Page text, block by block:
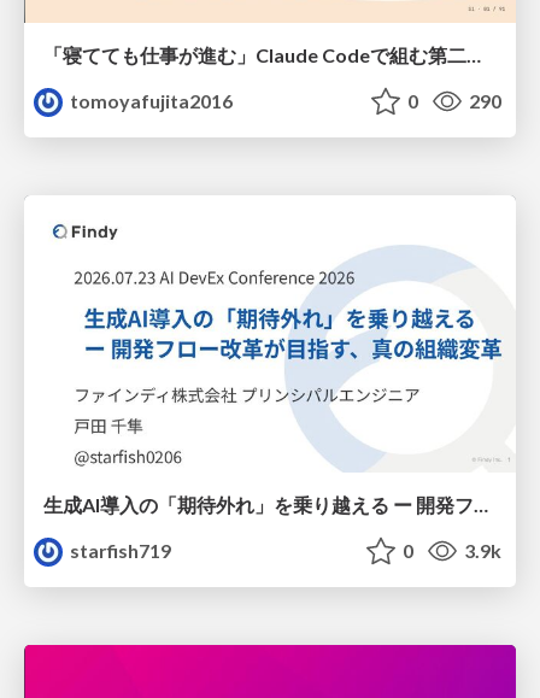
「寝てても仕事が進む」Claude Codeで組む第二の脳
tomoyafujita2016
0 290
starfish719
0 3.9k